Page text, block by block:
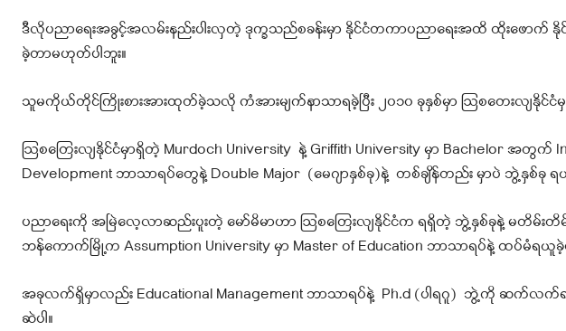
ဒီလိုပညာရေးအခွင့်အလမ်းနည်းပါးလှတဲ့ ဒုက္ခသည်စခန်းမှာ နိုင်ငံတကာပညာရေးအထိ ထိုးဖ
ခဲ့တာမဟုတ်ပါဘူး။
သူမကိုယ်တိုင်ကြိုးစားအားထုတ်ခဲ့သလို ကံအားမျက်နာသာရခဲ့ပြီး ၂၀၁၀ ခုနှစ်မှာ ဩစတေးလျနိုင်
ဩစတြေးလျနိုင်ငံမှာရှိတဲ့ Murdoch University နဲ့ Griffith University မှာ Bachelor အတွက်
Development ဘာသာရပ်တွေနဲ့ Double Major (မေဂျာနှစ်ခု)နဲ့ တစ်ချိန်တည်း မှာပဲ ဘွဲ့နှစ်ခု
ပညာရေးကို အမြဲလေ့လာဆည်းပူးတဲ့ မော်မိမာဟာ ဩစတြေးလျနိုင်ငံက ရရှိတဲ့ ဘွဲ့နှစ်ခုနဲ့ မတိမ်း
ဘန်ကောက်မြို့က Assumption University မှာ Master of Education ဘာသာရပ်နဲ့ ထပ်မံရယူ
အခုလက်ရှိမှာလည်း Educational Management ဘာသာရပ်နဲ့ Ph.d (ပါရဂူ) ဘွဲ့ကို ဆက်
ဆဲပါ။